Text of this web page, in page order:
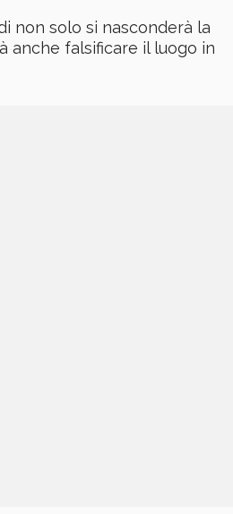
non solo si nasconderà la
anche falsificare il luogo in